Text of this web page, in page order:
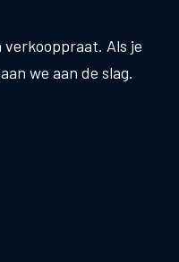
Als je
we aan de slag.